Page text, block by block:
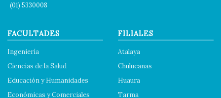
(01) 5330008
FACULTADES
Ingeniería
Ciencias de la Salud
Educación y Humanidades
Económicas y Comerciales
FILIALES
Atalaya
Chulucanas
Huaura
Tarma